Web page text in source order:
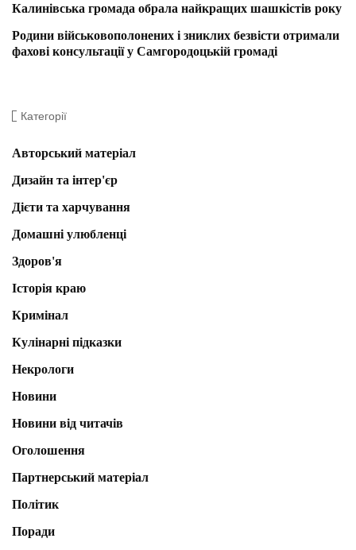
Калинівська громада обрала найкращих шашкістів року
Родини військовополонених і зниклих безвісти отримали
фахові консультації у Самгородоцькій громаді
Категорії
Авторський матеріал
Дизайн та інтер'єр
Дієти та харчування
Домашні улюбленці
Здоров'я
Історія краю
Кримінал
Кулінарні підказки
Некрологи
Новини
Новини від читачів
Оголошення
Партнерський матеріал
Політик
Поради